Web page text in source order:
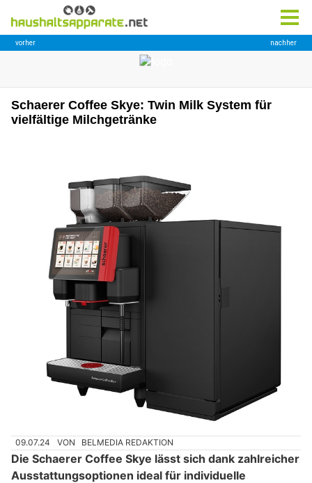
Schaerer Coffee Skye: Twin Milk System für
vielfältige Milchgetränke
09.07.24 VON BELMEDIA REDAKTION
Die Schaerer Coffee Skye lässt sich dank zahlreicher
Ausstattungsoptionen ideal für individuelle